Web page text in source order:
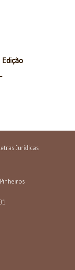
Jurídicas